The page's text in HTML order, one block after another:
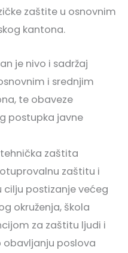
zaštite u osnovnim
kantona.
je nivo i sadržaj
i srednjim
te obaveze
postupka javne
zaštita
zaštitu i
postizanje većeg
okruženja, škola
za zaštitu ljudi i
poslova